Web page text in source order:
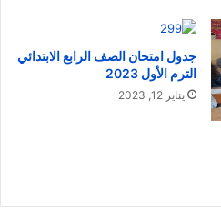
جدول امتحان الصف الرابع الابتدائي
الترم الأول 2023
يناير 12, 2023